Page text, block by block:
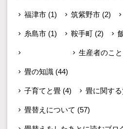
福津市 (1) 筑紫野市 (2)
糸島市 (1) 鞍手町 (2)
生産者のこと
畳の知識 (44)
子育てと畳 (4) 畳に関す
畳替えについて (57)